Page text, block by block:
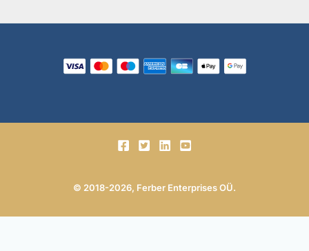
© 2018-2026, Ferber Enterprises OÜ.